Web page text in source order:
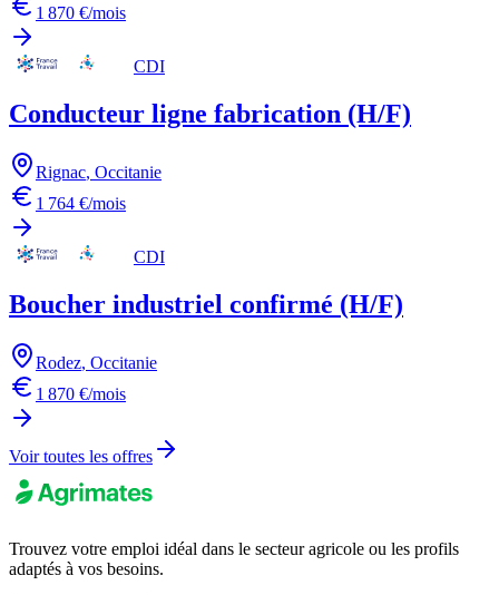
1 870 €/mois
CDI
Conducteur ligne fabrication (H/F)
Rignac, Occitanie
1 764 €/mois
CDI
Boucher industriel confirmé (H/F)
Rodez, Occitanie
1 870 €/mois
Voir toutes les offres
Trouvez votre emploi idéal dans le secteur agricole ou les profils
adaptés à vos besoins.